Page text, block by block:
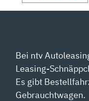
VON
Bei ntv
Leasing-
Es gibt
Gebrauchtwagen.